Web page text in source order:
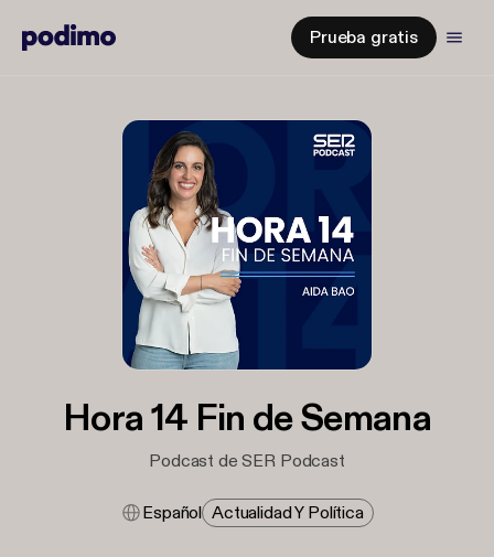
Prueba gratis
Hora 14 Fin de Semana
Podcast de SER Podcast
Español Actualidad Y Política